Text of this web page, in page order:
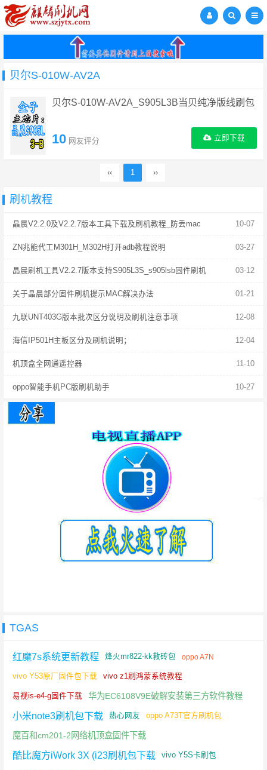
贝尔S-010W-AV2A
贝尔S-010W-AV2A_S905L3B当贝纯净版线刷包
10 网友评分 立即下载
‹‹ 1 ››
刷机教程
10-07
晶晨V2.2.0及V2.2.7版本工具下载及刷机教程_防丢mac
03-27
ZN兆能代工M301H_M302H打开adb教程说明
03-12
晶晨刷机工具V2.2.7版本支持S905L3S_s905lsb固件刷机
01-21
关于晶晨部分固件刷机提示MAC解决办法
12-08
九联UNT403G版本批次区分说明及刷机注意事项
12-04
海信IP501H主板区分及刷机说明；
11-10
机顶盒全网通遥控器
10-27
oppo智能手机PC版刷机助手
TGAS
红魔7s系统更新教程 烽火mr822-kk救砖包 oppo A7N
vivo Y53原厂固件包下载 vivo z1刷鸿蒙系统教程
易视is-e4-g固件下载 华为EC6108V9E破解安装第三方软件教程
小米note3刷机包下载 热心网友 oppo A73T官方刷机包
魔百和cm201-2网络机顶盒固件下载
酷比魔方iWork 3X (i23刷机包下载 vivo Y5S卡刷包